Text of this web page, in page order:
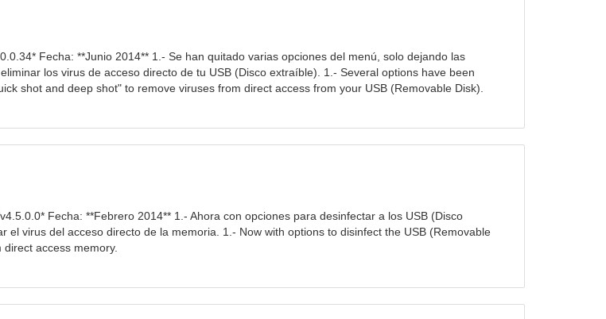
Fecha: **Junio 2014** 1.- Se han quitado varias opciones del menú, solo dejando las
los virus de acceso directo de tu USB (Disco extraíble). 1.- Several options have been
shot and deep shot" to remove viruses from direct access from your USB (Removable Disk).
Fecha: **Febrero 2014** 1.- Ahora con opciones para desinfectar a los USB (Disco
el virus del acceso directo de la memoria. 1.- Now with options to disinfect the USB (Removable
access memory.